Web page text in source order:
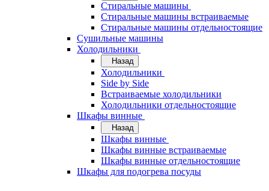
Стиральные машины
Стиральные машины встраиваемые
Стиральные машины отдельностоящие
Сушильные машины
Холодильники
Назад
Холодильники
Side by Side
Встраиваемые холодильники
Холодильники отдельностоящие
Шкафы винные
Назад
Шкафы винные
Шкафы винные встраиваемые
Шкафы винные отдельностоящие
Шкафы для подогрева посуды